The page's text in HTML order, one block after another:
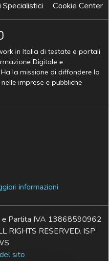
Cookie Center
in Italia di testate e portali
Digitale e
la missione di diffondere la
imprese e pubbliche
informazioni
e Partita IVA 13868590962
RESERVED. ISP
sito